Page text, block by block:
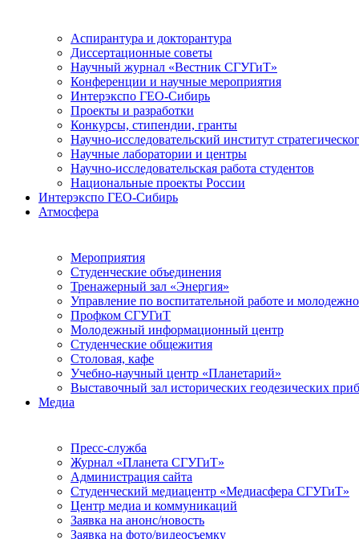
Аспирантура и докторантура
Диссертационные советы
Научный журнал «Вестник СГУГиТ»
Конференции и научные мероприятия
Интерэкспо ГЕО-Сибирь
Проекты и разработки
Конкурсы, стипендии, гранты
Научно-исследовательский институт
Научные лаборатории и центры
Научно-исследовательская работа студентов
Национальные проекты России
Интерэкспо ГЕО-Сибирь
Атмосфера
Мероприятия
Студенческие объединения
Тренажерный зал «Энергия»
Управление по воспитательной работе и
Профком СГУГиТ
Молодежный информационный центр
Студенческие общежития
Столовая, кафе
Учебно-научный центр «Планетарий»
Выставочный зал исторических геодезических
Медиа
Пресс-служба
Журнал «Планета СГУГиТ»
Администрация сайта
Студенческий медиацентр «Медиасфера СГУГиТ»
Центр медиа и коммуникаций
Заявка на анонс/новость
Заявка на фото/видеосъемку